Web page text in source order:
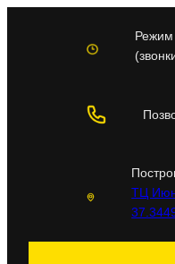
содержимому
Режим
ТЦ